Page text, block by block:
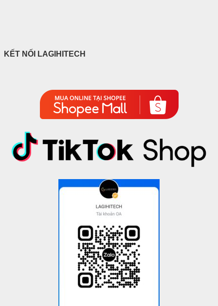
KẾT NỐI LAGIHITECH